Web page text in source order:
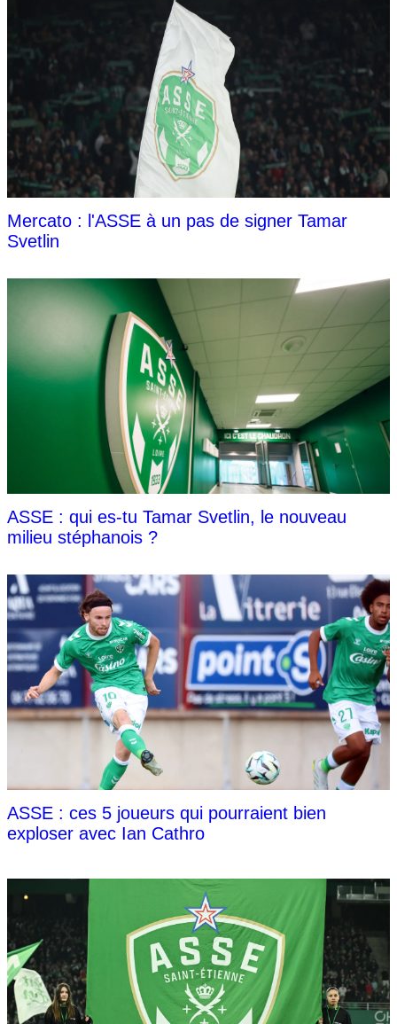
Mercato : l'ASSE à un pas de signer Tamar
Svetlin
ASSE : qui es-tu Tamar Svetlin, le nouveau
milieu stéphanois ?
ASSE : ces 5 joueurs qui pourraient bien
exploser avec Ian Cathro